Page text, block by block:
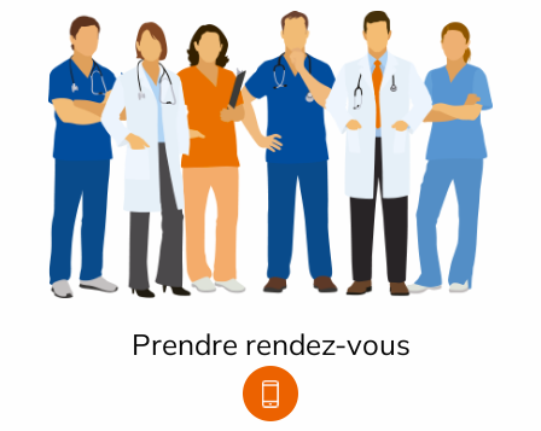
Prendre rendez-vous